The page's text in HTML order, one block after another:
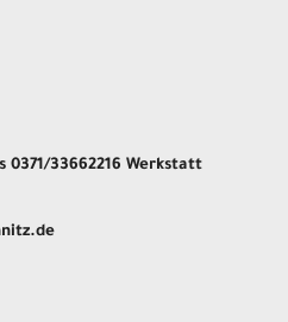
0371/33662216 Werkstatt